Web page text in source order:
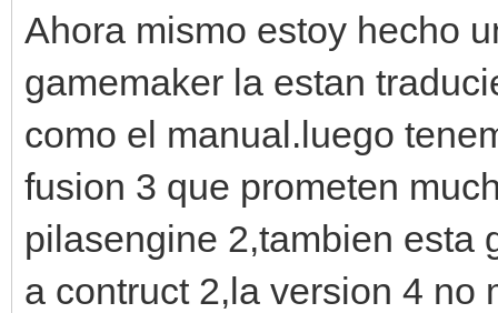
Ahora mismo estoy hecho
gamemaker la estan
como el manual.luego
fusion 3 que prometen
pilasengine 2,tambien esta
a contruct 2,la version 4 no